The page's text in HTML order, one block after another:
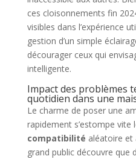
ces cloisonnements fin
visibles dans l’expérience
gestion d’un simple
décourager ceux qui
intelligente.
Impact des problèmes
quotidien dans une
Le charme de poser une
rapidement s’estompe vite
compatibilité aléatoire et
grand public découvre que